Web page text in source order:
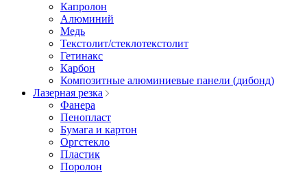
Капролон
Алюминий
Медь
Текстолит/стеклотекстолит
Гетинакс
Карбон
Композитные алюминиевые панели (дибонд)
Лазерная резка
Фанера
Пенопласт
Бумага и картон
Оргстекло
Пластик
Поролон